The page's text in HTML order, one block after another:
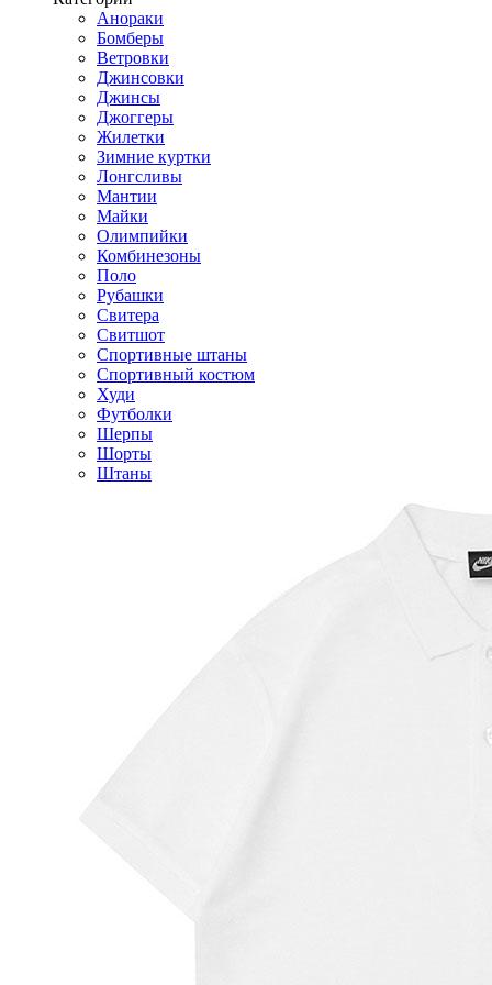
Анораки
Бомберы
Ветровки
Джинсовки
Джинсы
Джоггеры
Жилетки
Зимние куртки
Лонгсливы
Мантии
Майки
Олимпийки
Комбинезоны
Поло
Рубашки
Свитера
Свитшот
Спортивные штаны
Спортивный костюм
Худи
Футболки
Шерпы
Шорты
Штаны